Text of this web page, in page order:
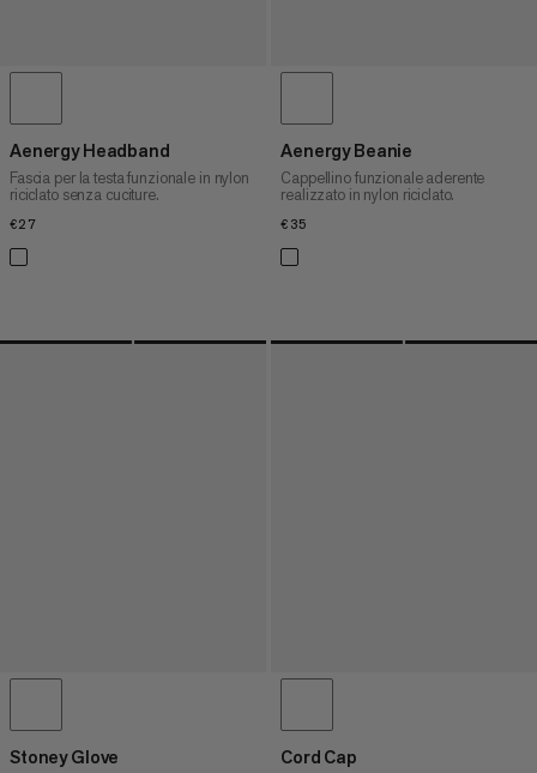
Aenergy Headband
Fascia per la testa funzionale in nylon
riciclato senza cuciture.
€27
Aenergy Beanie
Cappellino funzionale aderente
realizzato in nylon riciclato.
€35
Stoney Glove Cord Cap